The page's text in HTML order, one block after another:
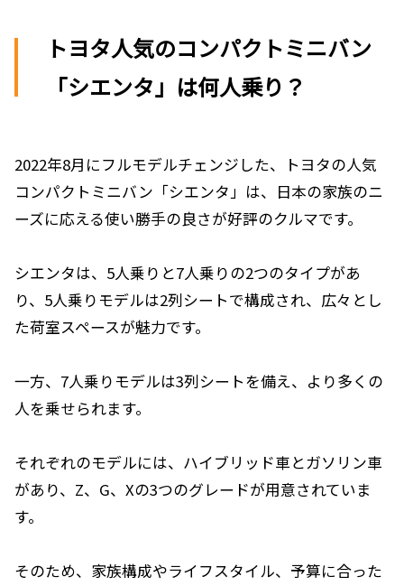
トヨタ人気のコンパクトミニバン
「シエンタ」は何人乗り？
2022年8月にフルモデルチェンジした、トヨタの人気
コンパクトミニバン「シエンタ」は、日本の家族のニ
ーズに応える使い勝手の良さが好評のクルマです。
シエンタは、5人乗りと7人乗りの2つのタイプがあ
り、5人乗りモデルは2列シートで構成され、広々とし
た荷室スペースが魅力です。
一方、7人乗りモデルは3列シートを備え、より多くの
人を乗せられます。
それぞれのモデルには、ハイブリッド車とガソリン車
があり、Z、G、Xの3つのグレードが用意されていま
す。
そのため、家族構成やライフスタイル、予算に合った